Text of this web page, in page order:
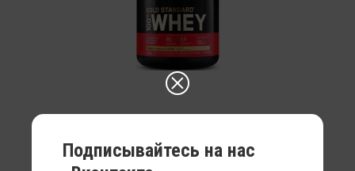
Подписывайтесь на нас